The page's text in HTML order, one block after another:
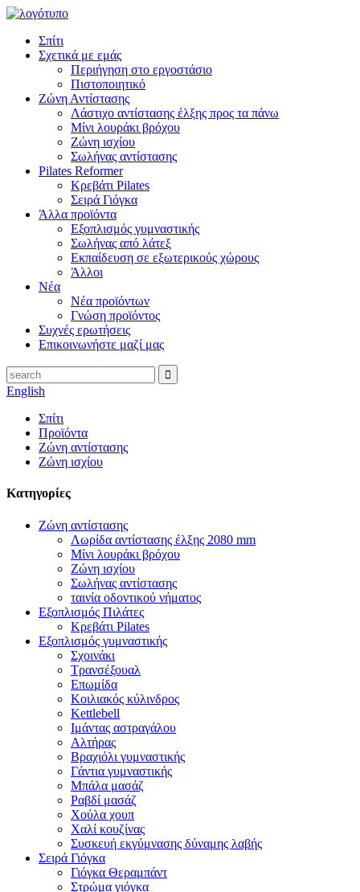
Σπίτι
Σχετικά με εμάς
Περιήγηση στο εργοστάσιο
Πιστοποιητικό
Ζώνη Αντίστασης
Λάστιχο αντίστασης έλξης προς τα πάνω
Μίνι λουράκι βρόχου
Ζώνη ισχίου
Σωλήνας αντίστασης
Pilates Reformer
Κρεβάτι Pilates
Σειρά Γιόγκα
Άλλα προϊόντα
Εξοπλισμός γυμναστικής
Σωλήνας από λάτεξ
Εκπαίδευση σε εξωτερικούς χώρους
Άλλοι
Νέα
Νέα προϊόντων
Γνώση προϊόντος
Συχνές ερωτήσεις
Επικοινωνήστε μαζί μας
English
Σπίτι
Προϊόντα
Ζώνη αντίστασης
Ζώνη ισχίου
Κατηγορίες
Ζώνη αντίστασης
Λωρίδα αντίστασης έλξης 2080 mm
Μίνι λουράκι βρόχου
Ζώνη ισχίου
Σωλήνας αντίστασης
ταινία οδοντικού νήματος
Εξοπλισμός Πιλάτες
Κρεβάτι Pilates
Εξοπλισμός γυμναστικής
Σχοινάκι
Τρανσέξουαλ
Επωμίδα
Κοιλιακός κύλινδρος
Kettlebell
Ιμάντας αστραγάλου
Αλτήρας
Βραχιόλι γυμναστικής
Γάντια γυμναστικής
Μπάλα μασάζ
Ραβδί μασάζ
Χούλα χουπ
Χαλί κουζίνας
Συσκευή εκγύμνασης δύναμης λαβής
Σειρά Γιόγκα
Γιόγκα Θεραμπάντ
Στρώμα γιόγκα